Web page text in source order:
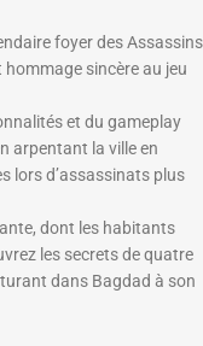
foyer des Assassins
sincère au jeu
et du gameplay
arpentant la ville en
lors d’assassinats plus
dont les habitants
les secrets de quatre
dans Bagdad à son